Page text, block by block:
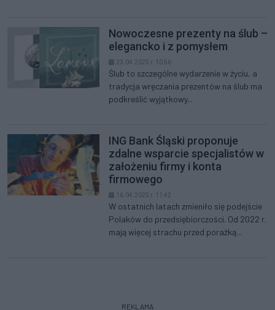
Nowoczesne prezenty na ślub –
elegancko i z pomysłem
23.04.2025 r. 10:56
Ślub to szczególne wydarzenie w życiu, a
tradycja wręczania prezentów na ślub ma
podkreślić wyjątkowy...
ING Bank Śląski proponuje
zdalne wsparcie specjalistów w
założeniu firmy i konta
firmowego
16.04.2025 r. 11:42
W ostatnich latach zmieniło się podejście
Polaków do przedsiębiorczości. Od 2022 r.
mają więcej strachu przed porażką...
REKLAMA